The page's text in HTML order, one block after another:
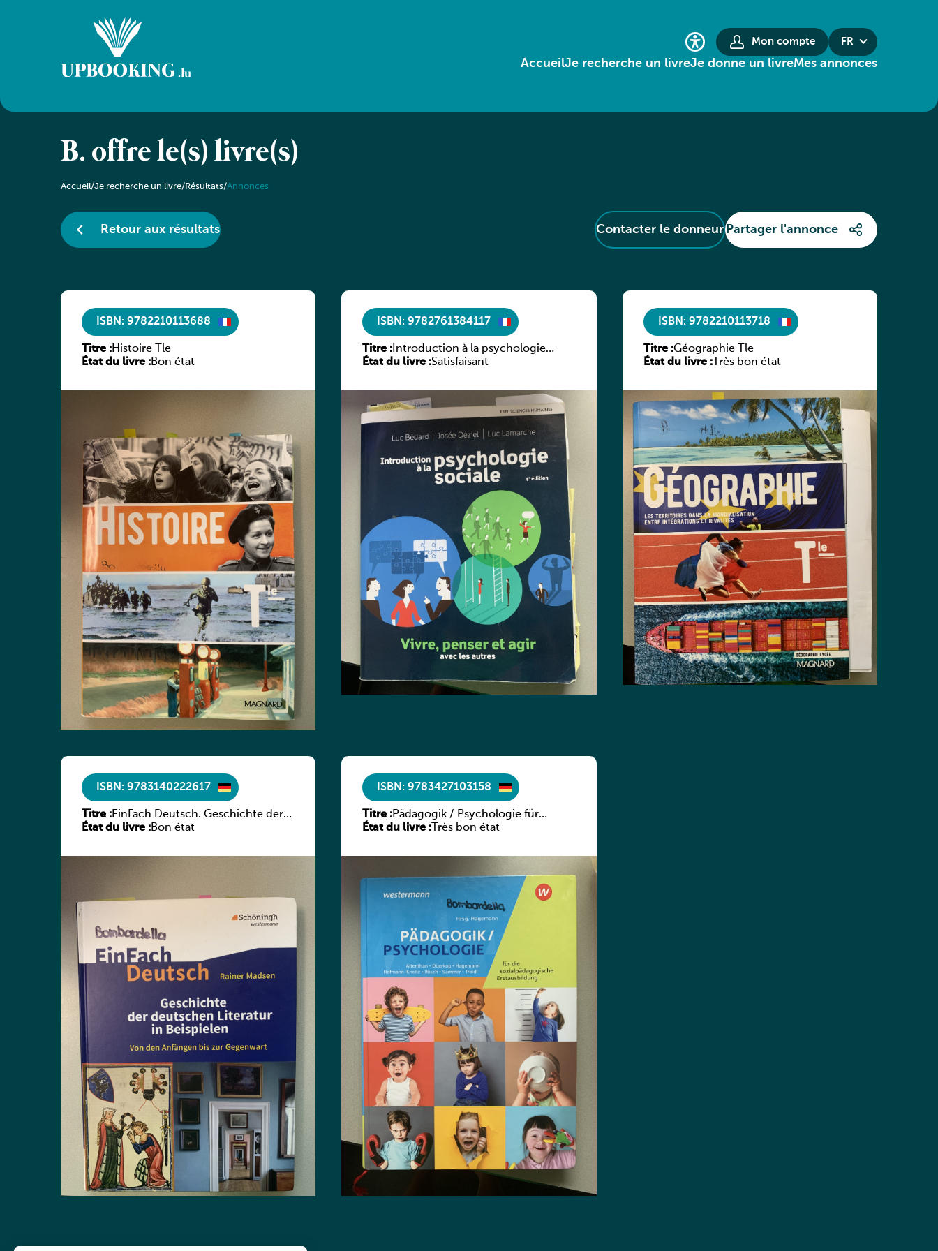
Mon compte FR
AccueilJe recherche un livreJe donne un livreMes annonces
B. offre le(s) livre(s)
Accueil/Je recherche un livre/Résultats/Annonces
Retour aux résultats Contacter le donneur Partager l'annonce
ISBN: 9782210113688
Titre :Histoire Tle
État du livre :Bon état
ISBN: 9782761384117
Titre : Introduction à la psychologie
sociale, vivre penser et agir avec les
État du livre :Satisfaisant
ISBN: 9782210113718
Titre :Géographie Tle
État du livre :Très bon état
ISBN: 9783140222617
Titre :EinFach Deutsch. Geschichte der
deutschen Literatur in Beispielen
État du livre :Bon état
ISBN: 9783427103158
Titre :Pädagogik / Psychologie für
sozialpädagogische Ausbildung
État du livre : Très bon état